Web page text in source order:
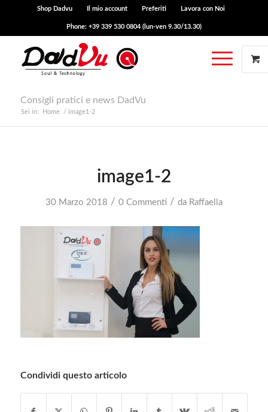
Shop Dadvu Il mio account Preferiti Lavora con Noi
Phone: +39 339 530 0804 (lun-ven 9.30/13.30)
Consigli pratici e news DadVu
Sei in: Home / image1-2
image1-2
30 Marzo 2018 / 0 Commenti / da Raffaella
Condividi questo articolo